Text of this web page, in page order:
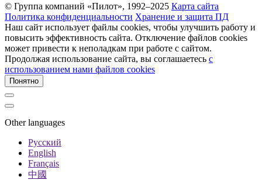
© Группа компаний «Пилот», 1992–2025 Карта сайта
Политика конфиденциальности Хранение и защита ПД
Наш сайт использует файлы cookies, чтобы улучшить работу и
повысить эффективность сайта. Отключение файлов cookies
может привести к неполадкам при работе с сайтом.
Продолжая использование сайта, вы соглашаетесь c
использованием нами файлов cookies
Понятно
Other languages
Русский
English
Français
中國